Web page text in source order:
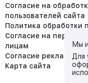
Согласие на
пользователей сайта
Политика обработки
Согласие на
лицам
Согласие реклама
Карта сайта
Мы
Для